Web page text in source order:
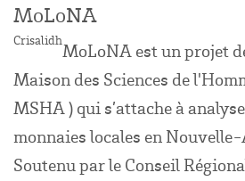
MoLoNA
CrisalidhMoLoNA est un projet
Maison des Sciences de
MSHA ) qui s’attache à
monnaies locales en
Soutenu par le Conseil